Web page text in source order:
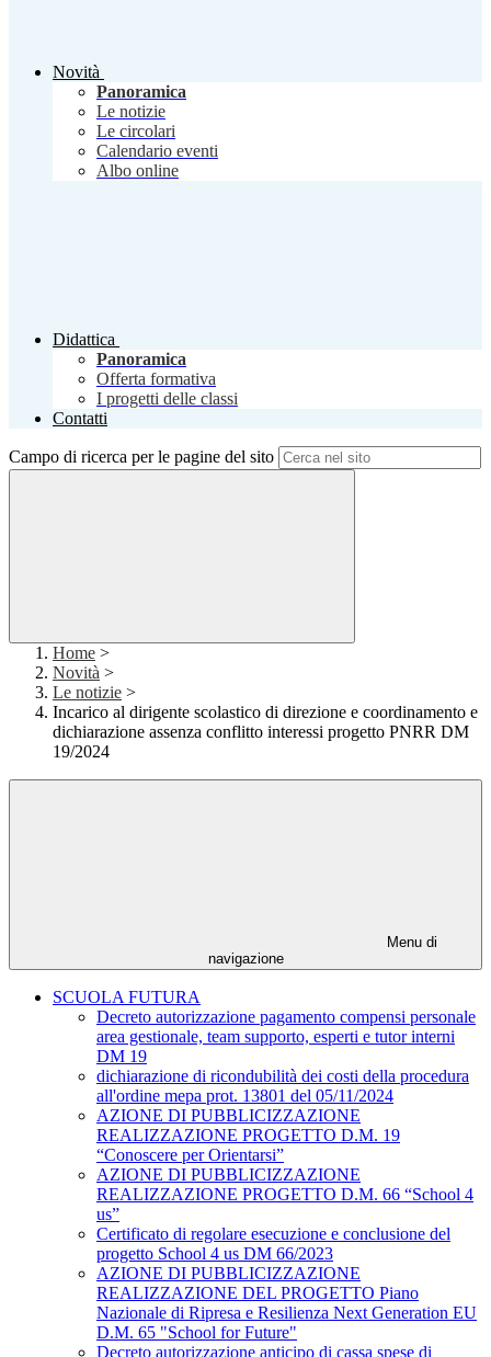
Novità
Panoramica
Le notizie
Le circolari
Calendario eventi
Albo online
Didattica
Panoramica
Offerta formativa
I progetti delle classi
Contatti
Campo di ricerca per le pagine del sito
Home >
Novità >
Le notizie >
Incarico al dirigente scolastico di direzione e coordinamento e
dichiarazione assenza conflitto interessi progetto PNRR DM
19/2024
Menu di
navigazione
SCUOLA FUTURA
Decreto autorizzazione pagamento compensi personale
area gestionale, team supporto, esperti e tutor interni
DM 19
dichiarazione di ricondubilità dei costi della procedura
all'ordine mepa prot. 13801 del 05/11/2024
AZIONE DI PUBBLICIZZAZIONE
REALIZZAZIONE PROGETTO D.M. 19
“Conoscere per Orientarsi”
AZIONE DI PUBBLICIZZAZIONE
REALIZZAZIONE PROGETTO D.M. 66 “School 4
us”
Certificato di regolare esecuzione e conclusione del
progetto School 4 us DM 66/2023
AZIONE DI PUBBLICIZZAZIONE
REALIZZAZIONE DEL PROGETTO Piano
Nazionale di Ripresa e Resilienza Next Generation EU
D.M. 65 "School for Future"
Decreto autorizzazione anticipo di cassa spese di